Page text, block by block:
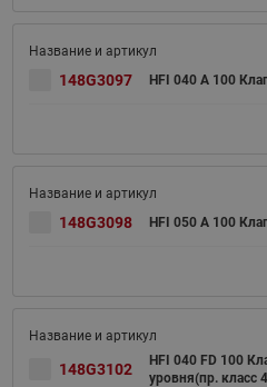
148G3097 HFI 040 A 100
148G3098 HFI 050 A 100
148G3102
HFI 040 FD 100
уровня(пр. класс